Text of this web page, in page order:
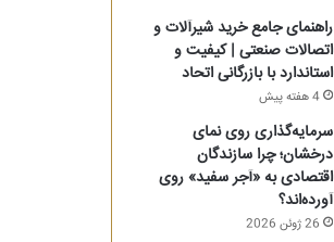
راهنمای جامع خرید شیرآلات و
اتصالات صنعتی | کیفیت و
استاندارد با بازرگانی اتحاد
4 هفته پیش
سرمایه‌گذاری روی نمای
درخشان؛ چرا سازندگان
اقتصادی به «آجر سفید» روی
آورده‌اند؟
26 ژوئن 2026